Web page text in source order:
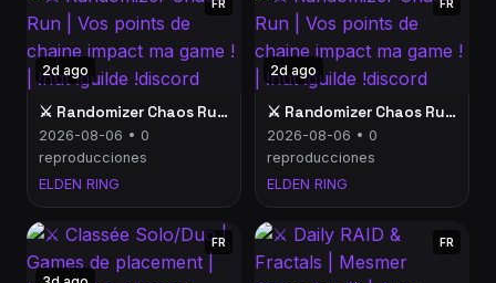
2d ago
FR
⚔️ Randomizer Chaos Run | Vos points de chaine impact ma game ! | !nut !guilde !discord
2026-08-06 • 0
reproducciones
ELDEN RING
2d ago
FR
⚔️ Randomizer Chaos Run | Vos points de chaine impact ma game ! | !nut !guilde !discord
2026-08-06 • 0
reproducciones
ELDEN RING
FR FR